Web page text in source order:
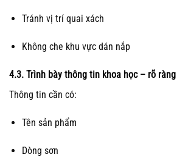
Tránh vị trí quai xách
Không che khu vực dán nắp
4.3. Trình bày thông tin khoa học – rõ ràng
Thông tin cần có:
Tên sản phẩm
Dòng sơn